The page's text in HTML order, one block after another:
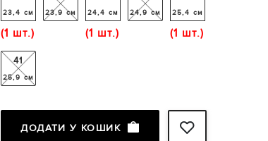
23,4 см
(1 шт.)
23,9 см 24,4 см
(1 шт.)
24,9 см 25,4 см
(1 шт.)
41
25,9 см
ДОДАТИ У КОШИК